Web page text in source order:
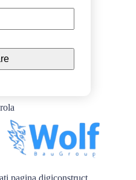
pagina digiconstruct